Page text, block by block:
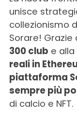
unisce
collezionismo
Sorare! Grazie
300 club e
reali in
piattaforma
sempre più
di calcio e NFT.